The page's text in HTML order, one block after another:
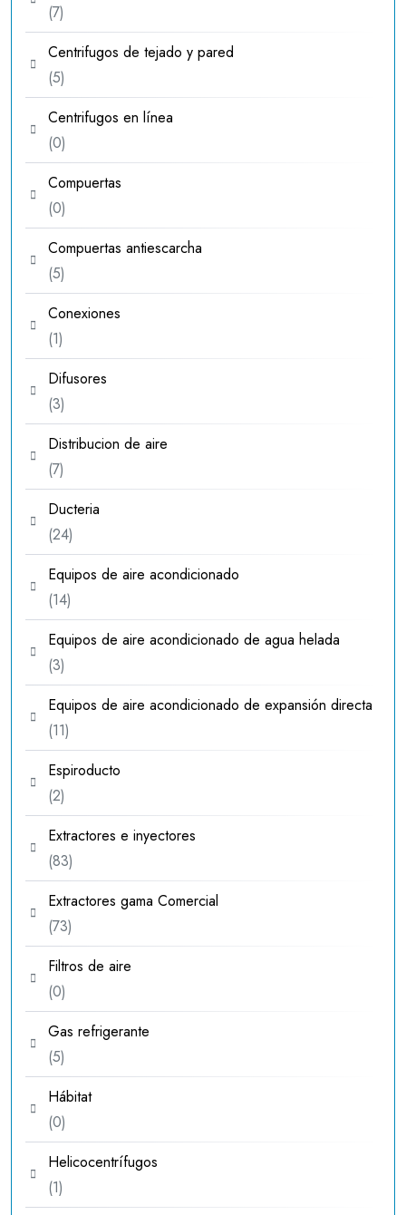
77
productos
Centrifugos de tejado y pared
55
productos
Centrifugos en línea
00
productos
Compuertas
00
productos
Compuertas antiescarcha
55
productos
Conexiones
11
producto
Difusores
33
productos
Distribucion de aire
77
productos
Ducteria
2424
productos
Equipos de aire acondicionado
1414
productos
Equipos de aire acondicionado de agua helada
33
productos
Equipos de aire acondicionado de expansión directa
1111
productos
Espiroducto
22
productos
Extractores e inyectores
8383
productos
Extractores gama Comercial
7373
productos
Filtros de aire
00
productos
Gas refrigerante
55
productos
Hábitat
00
productos
Helicocentrífugos
11